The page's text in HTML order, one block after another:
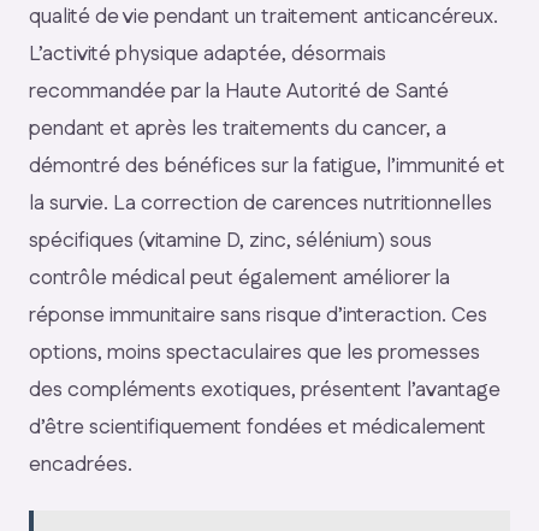
qualité de vie pendant un traitement anticancéreux.
L’activité physique adaptée, désormais
recommandée par la Haute Autorité de Santé
pendant et après les traitements du cancer, a
démontré des bénéfices sur la fatigue, l’immunité et
la survie. La correction de carences nutritionnelles
spécifiques (vitamine D, zinc, sélénium) sous
contrôle médical peut également améliorer la
réponse immunitaire sans risque d’interaction. Ces
options, moins spectaculaires que les promesses
des compléments exotiques, présentent l’avantage
d’être scientifiquement fondées et médicalement
encadrées.